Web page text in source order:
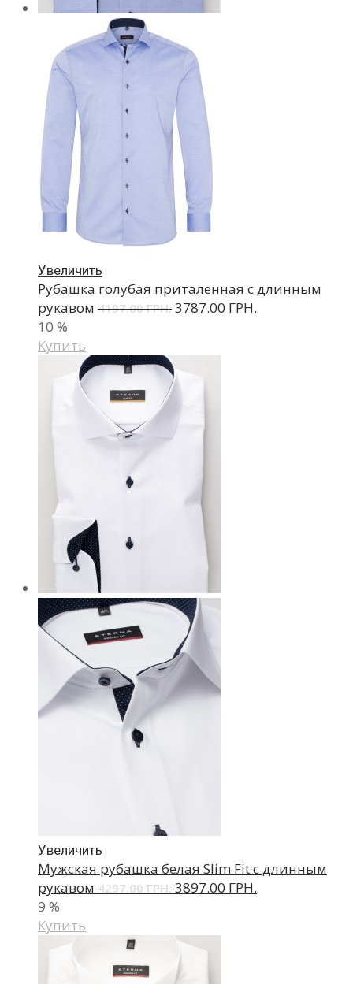
Увеличить
Рубашка голубая приталенная с длинным
рукавом 4197.00 ГРН. 3787.00 ГРН.
10 %
Купить
Увеличить
Мужская рубашка белая Slim Fit с длинным
рукавом 4297.00 ГРН. 3897.00 ГРН.
9 %
Купить